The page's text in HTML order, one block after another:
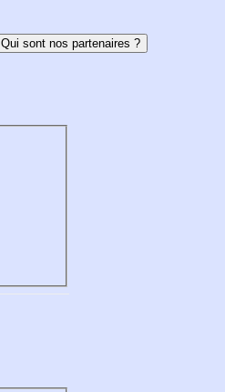
Qui sont nos partenaires ?